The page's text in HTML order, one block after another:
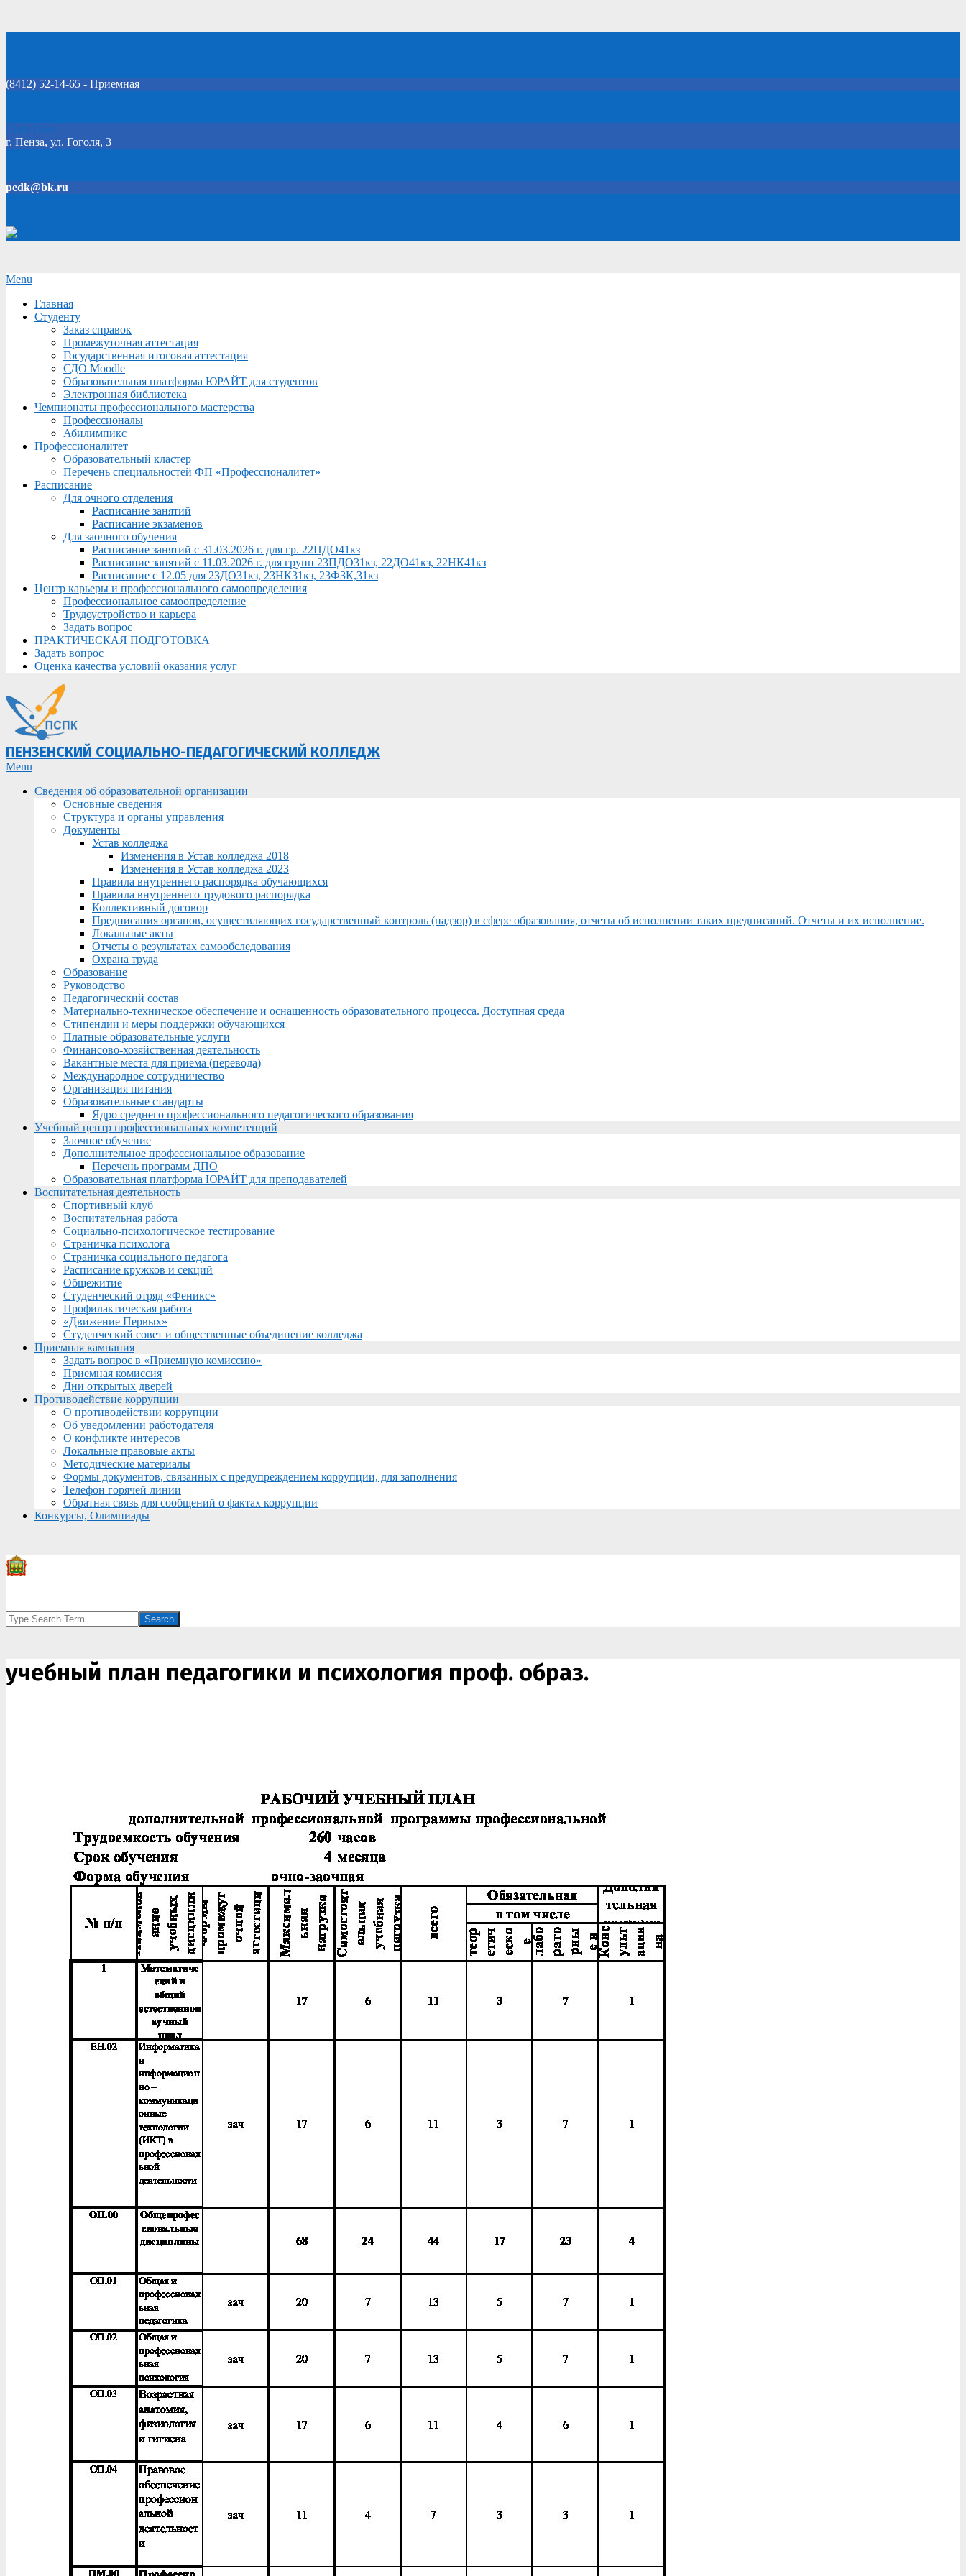
(8412) 52-14-65 - Приемная
Click Here
г. Пенза, ул. Гоголя, 3
pedk@bk.ru
Secondary
Menu
Menu
Главная
Студенту
Заказ справок
Промежуточная аттестация
Государственная итоговая аттестация
СДО Moodle
Образовательная платформа ЮРАЙТ для студентов
Электронная библиотека
Чемпионаты профессионального мастерства
Профессионалы
Абилимпикс
Профессионалитет
Образовательный кластер
Перечень специальностей ФП «Профессионалитет»
Расписание
Для очного отделения
Расписание занятий
Расписание экзаменов
Для заочного обучения
Расписание занятий с 31.03.2026 г. для гр. 22ПДО41кз
Расписание занятий с 11.03.2026 г. для групп 23ПДО31кз, 22ДО41кз, 22НК41кз
Расписание с 12.05 для 23ДО31кз, 23НК31кз, 23ФЗК,31кз
Центр карьеры и профессионального самоопределения
Профессиональное самоопределение
Трудоустройство и карьера
Задать вопрос
ПРАКТИЧЕСКАЯ ПОДГОТОВКА
Задать вопрос
Оценка качества условий оказания услуг
ПЕНЗЕНСКИЙ СОЦИАЛЬНО-ПЕДАГОГИЧЕСКИЙ КОЛЛЕДЖ
Primary
Menu
Menu
Сведения об образовательной организации
Основные сведения
Структура и органы управления
Документы
Устав колледжа
Изменения в Устав колледжа 2018
Изменения в Устав колледжа 2023
Правила внутреннего распорядка обучающихся
Правила внутреннего трудового распорядка
Коллективный договор
Предписания органов, осуществляющих государственный контроль (надзор) в сфере образования, отчеты об исполнении таких предписаний. Отчеты и их исполнение.
Локальные акты
Отчеты о результатах самообследования
Охрана труда
Образование
Руководство
Педагогический состав
Материально-техническое обеспечение и оснащенность образовательного процесса. Доступная среда
Стипендии и меры поддержки обучающихся
Платные образовательные услуги
Финансово-хозяйственная деятельность
Вакантные места для приема (перевода)
Международное сотрудничество
Организация питания
Образовательные стандарты
Ядро среднего профессионального педагогического образования
Учебный центр профессиональных компетенций
Заочное обучение
Дополнительное профессиональное образование
Перечень программ ДПО
Образовательная платформа ЮРАЙТ для преподавателей
Воспитательная деятельность
Спортивный клуб
Воспитательная работа
Социально-психологическое тестирование
Страничка психолога
Страничка социального педагога
Расписание кружков и секций
Общежитие
Студенческий отряд «Феникс»
Профилактическая работа
«Движение Первых»
Студенческий совет и общественные объединение колледжа
Приемная кампания
Задать вопрос в «Приемную комиссию»
Приемная комиссия
Дни открытых дверей
Противодействие коррупции
О противодействии коррупции
Об уведомлении работодателя
О конфликте интересов
Локальные правовые акты
Методические материалы
Формы документов, связанных с предупреждением коррупции, для заполнения
Телефон горячей линии
Обратная связь для сообщений о фактах коррупции
Конкурсы, Олимпиады
Search
учебный план педагогики и психология проф. образ.